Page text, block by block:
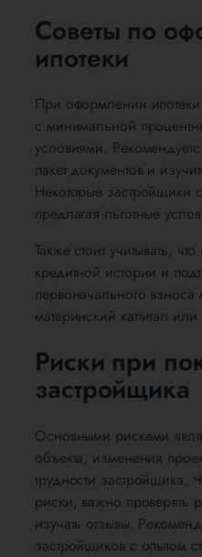
Советы по
ипотеки
При оформлении
с минимальной
условиями.
пакет документов и
Некоторые застройщики
предлагая льготные
Также стоит учитывать,
кредитной истории и
первоначального
материнский капитал
Риски при
застройщика
Основными рисками
объекта, изменения
трудности застройщика.
риски, важно проверять
изучать отзывы.
застройщиков с опытом